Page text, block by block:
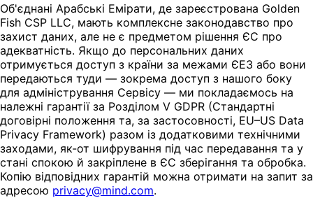
Об'єднані Арабські Емірати, де зареєстрована Golden
Fish CSP LLC, мають комплексне законодавство про
захист даних, але не є предметом рішення ЄС про
адекватність. Якщо до персональних даних
отримується доступ з країни за межами ЄЕЗ або вони
передаються туди — зокрема доступ з нашого боку
для адміністрування Сервісу — ми покладаємось на
належні гарантії за Розділом V GDPR (Стандартні
договірні положення та, за застосовності, EU–US Data
Privacy Framework) разом із додатковими технічними
заходами, як-от шифрування під час передавання та у
стані спокою й закріплене в ЄС зберігання та обробка.
Копію відповідних гарантій можна отримати на запит за
адресою privacy@mind.com.